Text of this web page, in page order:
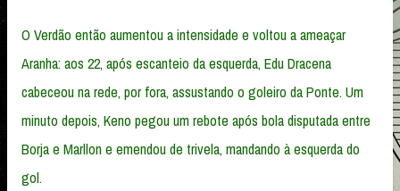
O Verdão então aumentou a intensidade e voltou a ameaçar
Aranha: aos 22, após escanteio da esquerda, Edu Dracena
cabeceou na rede, por fora, assustando o goleiro da Ponte. Um
minuto depois, Keno pegou um rebote após bola disputada entre
Borja e Marllon e emendou de trivela, mandando à esquerda do
gol.